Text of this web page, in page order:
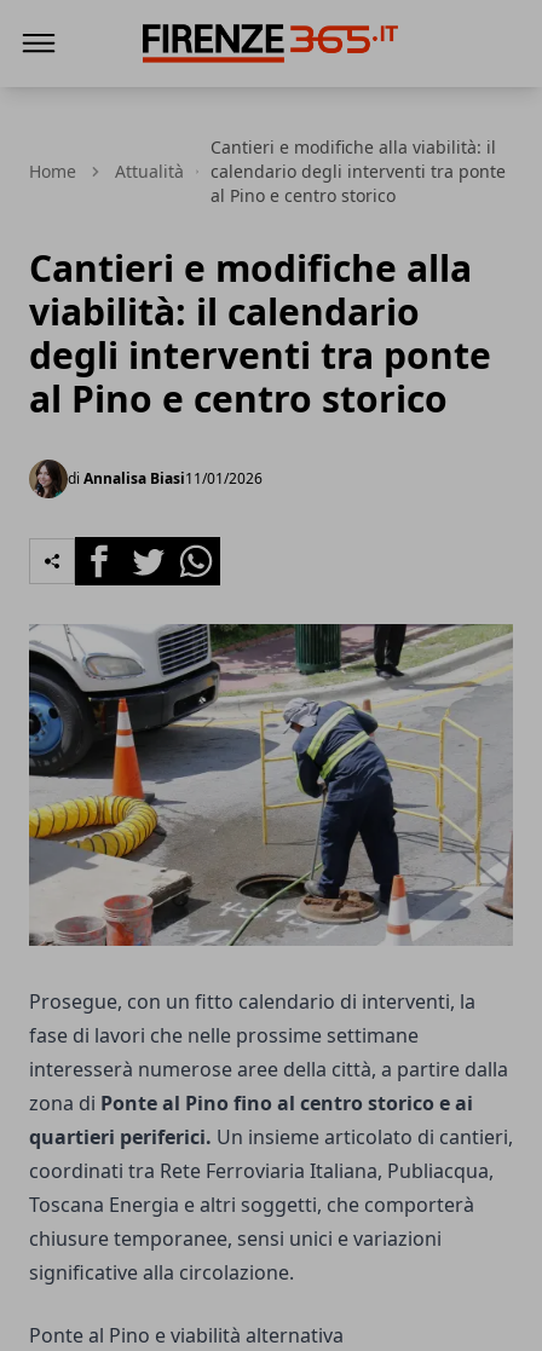
Home Attualità
Cantieri e modifiche alla viabilità: il
calendario degli interventi tra ponte
al Pino e centro storico
Cantieri e modifiche alla
viabilità: il calendario
degli interventi tra ponte
al Pino e centro storico
di Annalisa Biasi11/01/2026
FacebookTwitterWhatsapp
Prosegue, con un fitto calendario di interventi, la
fase di lavori che nelle prossime settimane
interesserà numerose aree della città, a partire dalla
zona di Ponte al Pino fino al centro storico e ai
quartieri periferici. Un insieme articolato di cantieri,
coordinati tra Rete Ferroviaria Italiana, Publiacqua,
Toscana Energia e altri soggetti, che comporterà
chiusure temporanee, sensi unici e variazioni
significative alla circolazione.
Ponte al Pino e viabilità alternativa